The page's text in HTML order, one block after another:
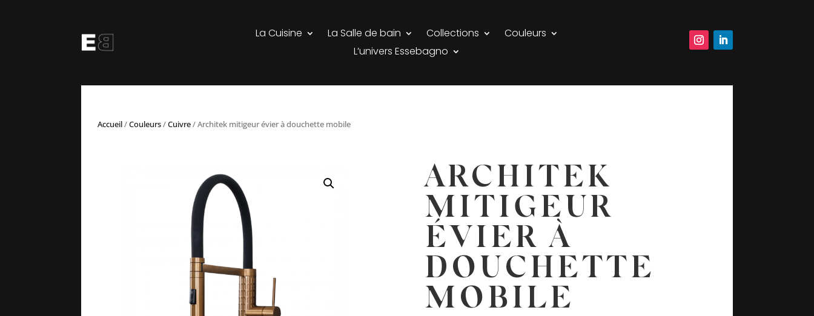
La Cuisine La Salle de bain Collections
Couleurs
L’univers Essebagno
Accueil/Couleurs/Cuivre/ Architek mitigeur évier à douchette mobile
ARCHITEK
MITIGEUR
ÉVIER À
DOUCHETTE
MOBILE